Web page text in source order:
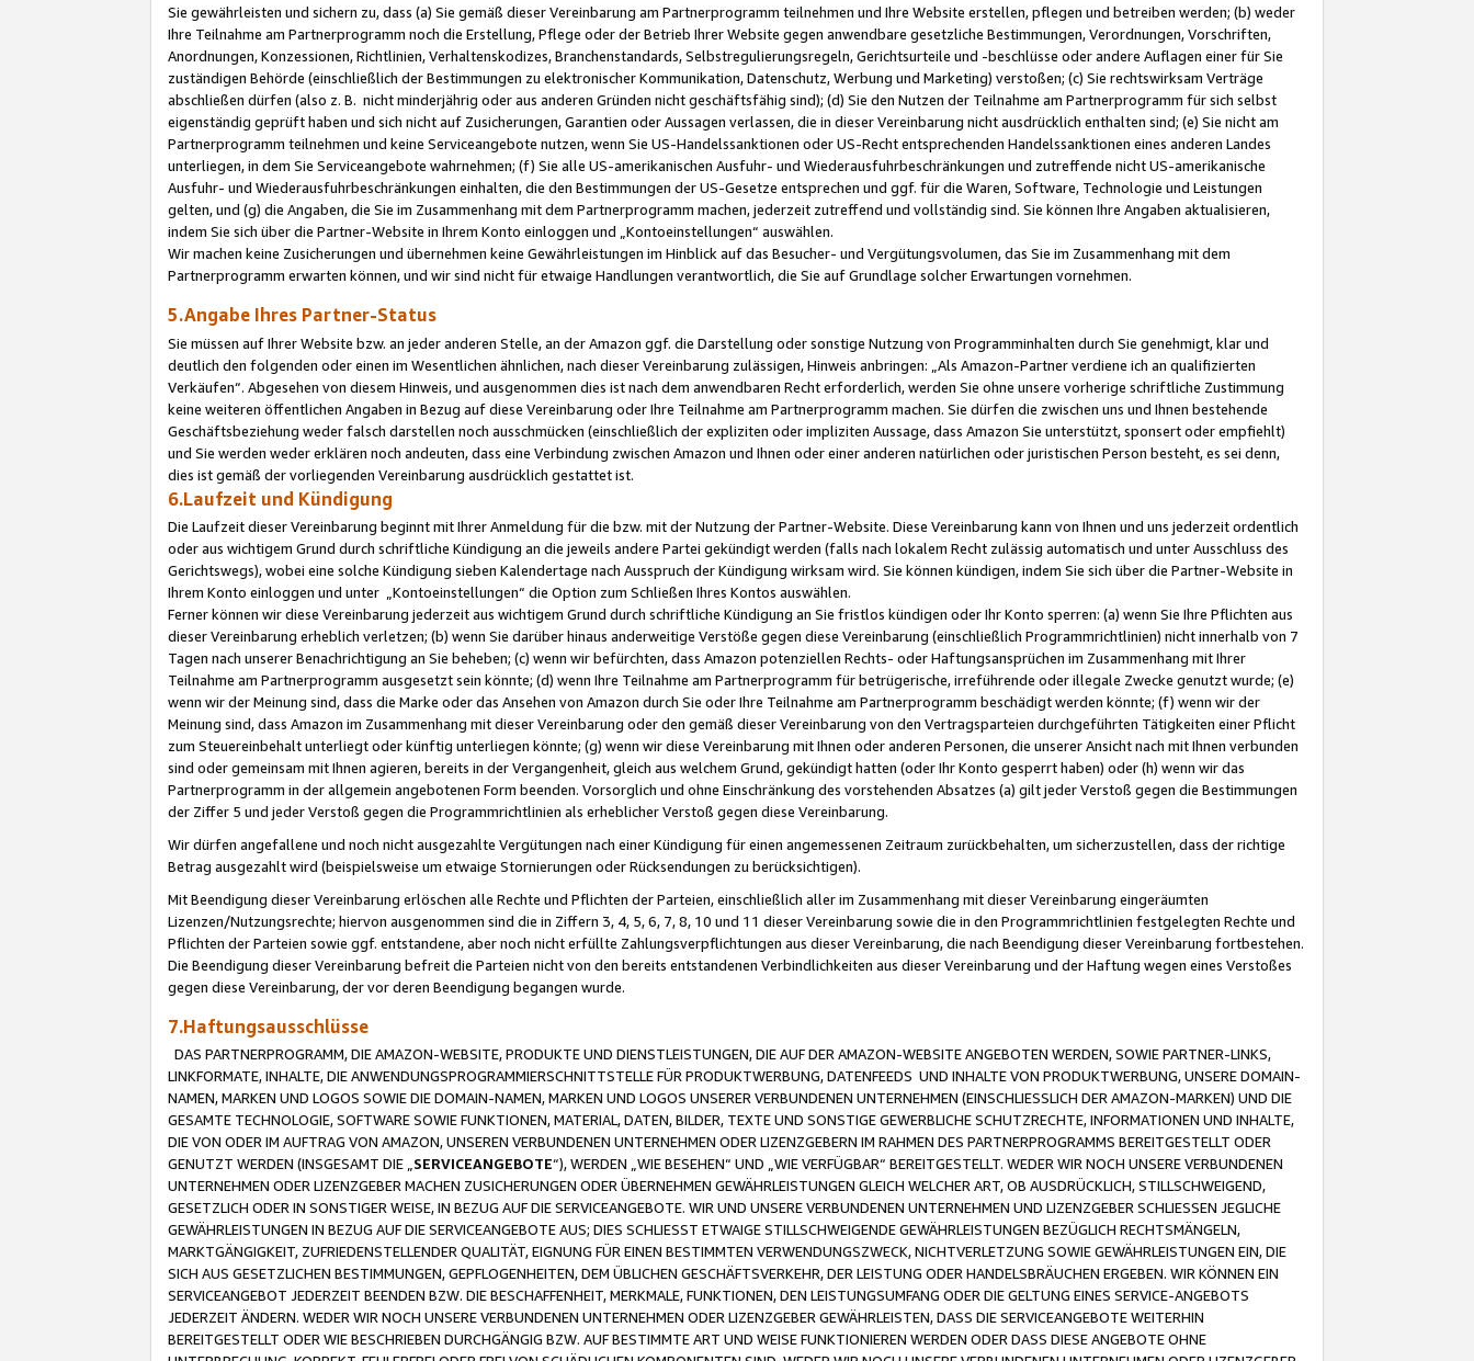
Sie gewährleisten und sichern zu, dass (a) Sie gemäß dieser Vereinbarung am Partnerprogramm teilnehmen und Ihre Website erstellen, pflegen und betreiben werden; (b) weder
Ihre Teilnahme am Partnerprogramm noch die Erstellung, Pflege oder der Betrieb Ihrer Website gegen anwendbare gesetzliche Bestimmungen, Verordnungen, Vorschriften,
Anordnungen, Konzessionen, Richtlinien, Verhaltenskodizes, Branchenstandards, Selbstregulierungsregeln, Gerichtsurteile und -beschlüsse oder andere Auflagen einer für Sie
zuständigen Behörde (einschließlich der Bestimmungen zu elektronischer Kommunikation, Datenschutz, Werbung und Marketing) verstoßen; (c) Sie rechtswirksam Verträge
abschließen dürfen (also z. B. nicht minderjährig oder aus anderen Gründen nicht geschäftsfähig sind); (d) Sie den Nutzen der Teilnahme am Partnerprogramm für sich selbst
eigenständig geprüft haben und sich nicht auf Zusicherungen, Garantien oder Aussagen verlassen, die in dieser Vereinbarung nicht ausdrücklich enthalten sind; (e) Sie nicht am
Partnerprogramm teilnehmen und keine Serviceangebote nutzen, wenn Sie US-Handelssanktionen oder US-Recht entsprechenden Handelssanktionen eines anderen Landes
unterliegen, in dem Sie Serviceangebote wahrnehmen; (f) Sie alle US-amerikanischen Ausfuhr- und Wiederausfuhrbeschränkungen und zutreffende nicht US-amerikanische
Ausfuhr- und Wiederausfuhrbeschränkungen einhalten, die den Bestimmungen der US-Gesetze entsprechen und ggf. für die Waren, Software, Technologie und Leistungen
gelten, und (g) die Angaben, die Sie im Zusammenhang mit dem Partnerprogramm machen, jederzeit zutreffend und vollständig sind. Sie können Ihre Angaben aktualisieren,
indem Sie sich über die Partner-Website in Ihrem Konto einloggen und „Kontoeinstellungen“ auswählen.
Wir machen keine Zusicherungen und übernehmen keine Gewährleistungen im Hinblick auf das Besucher- und Vergütungsvolumen, das Sie im Zusammenhang mit dem
Partnerprogramm erwarten können, und wir sind nicht für etwaige Handlungen verantwortlich, die Sie auf Grundlage solcher Erwartungen vornehmen.
5.Angabe Ihres Partner-Status
Sie müssen auf Ihrer Website bzw. an jeder anderen Stelle, an der Amazon ggf. die Darstellung oder sonstige Nutzung von Programminhalten durch Sie genehmigt, klar und
deutlich den folgenden oder einen im Wesentlichen ähnlichen, nach dieser Vereinbarung zulässigen, Hinweis anbringen: „Als Amazon-Partner verdiene ich an qualifizierten
Verkäufen“. Abgesehen von diesem Hinweis, und ausgenommen dies ist nach dem anwendbaren Recht erforderlich, werden Sie ohne unsere vorherige schriftliche Zustimmung
keine weiteren öffentlichen Angaben in Bezug auf diese Vereinbarung oder Ihre Teilnahme am Partnerprogramm machen. Sie dürfen die zwischen uns und Ihnen bestehende
Geschäftsbeziehung weder falsch darstellen noch ausschmücken (einschließlich der expliziten oder impliziten Aussage, dass Amazon Sie unterstützt, sponsert oder empfiehlt)
und Sie werden weder erklären noch andeuten, dass eine Verbindung zwischen Amazon und Ihnen oder einer anderen natürlichen oder juristischen Person besteht, es sei denn,
dies ist gemäß der vorliegenden Vereinbarung ausdrücklich gestattet ist.
6.Laufzeit und Kündigung
Die Laufzeit dieser Vereinbarung beginnt mit Ihrer Anmeldung für die bzw. mit der Nutzung der Partner-Website. Diese Vereinbarung kann von Ihnen und uns jederzeit ordentlich
oder aus wichtigem Grund durch schriftliche Kündigung an die jeweils andere Partei gekündigt werden (falls nach lokalem Recht zulässig automatisch und unter Ausschluss des
Gerichtswegs), wobei eine solche Kündigung sieben Kalendertage nach Ausspruch der Kündigung wirksam wird. Sie können kündigen, indem Sie sich über die Partner-Website in
Ihrem Konto einloggen und unter „Kontoeinstellungen“ die Option zum Schließen Ihres Kontos auswählen.
Ferner können wir diese Vereinbarung jederzeit aus wichtigem Grund durch schriftliche Kündigung an Sie fristlos kündigen oder Ihr Konto sperren: (a) wenn Sie Ihre Pflichten aus
dieser Vereinbarung erheblich verletzen; (b) wenn Sie darüber hinaus anderweitige Verstöße gegen diese Vereinbarung (einschließlich Programmrichtlinien) nicht innerhalb von 7
Tagen nach unserer Benachrichtigung an Sie beheben; (c) wenn wir befürchten, dass Amazon potenziellen Rechts- oder Haftungsansprüchen im Zusammenhang mit Ihrer
Teilnahme am Partnerprogramm ausgesetzt sein könnte; (d) wenn Ihre Teilnahme am Partnerprogramm für betrügerische, irreführende oder illegale Zwecke genutzt wurde; (e)
wenn wir der Meinung sind, dass die Marke oder das Ansehen von Amazon durch Sie oder Ihre Teilnahme am Partnerprogramm beschädigt werden könnte; (f) wenn wir der
Meinung sind, dass Amazon im Zusammenhang mit dieser Vereinbarung oder den gemäß dieser Vereinbarung von den Vertragsparteien durchgeführten Tätigkeiten einer Pflicht
zum Steuereinbehalt unterliegt oder künftig unterliegen könnte; (g) wenn wir diese Vereinbarung mit Ihnen oder anderen Personen, die unserer Ansicht nach mit Ihnen verbunden
sind oder gemeinsam mit Ihnen agieren, bereits in der Vergangenheit, gleich aus welchem Grund, gekündigt hatten (oder Ihr Konto gesperrt haben) oder (h) wenn wir das
Partnerprogramm in der allgemein angebotenen Form beenden. Vorsorglich und ohne Einschränkung des vorstehenden Absatzes (a) gilt jeder Verstoß gegen die Bestimmungen
der Ziffer 5 und jeder Verstoß gegen die Programmrichtlinien als erheblicher Verstoß gegen diese Vereinbarung.
Wir dürfen angefallene und noch nicht ausgezahlte Vergütungen nach einer Kündigung für einen angemessenen Zeitraum zurückbehalten, um sicherzustellen, dass der richtige
Betrag ausgezahlt wird (beispielsweise um etwaige Stornierungen oder Rücksendungen zu berücksichtigen).
Mit Beendigung dieser Vereinbarung erlöschen alle Rechte und Pflichten der Parteien, einschließlich aller im Zusammenhang mit dieser Vereinbarung eingeräumten
Lizenzen/Nutzungsrechte; hiervon ausgenommen sind die in Ziffern 3, 4, 5, 6, 7, 8, 10 und 11 dieser Vereinbarung sowie die in den Programmrichtlinien festgelegten Rechte und
Pflichten der Parteien sowie ggf. entstandene, aber noch nicht erfüllte Zahlungsverpflichtungen aus dieser Vereinbarung, die nach Beendigung dieser Vereinbarung fortbestehen.
Die Beendigung dieser Vereinbarung befreit die Parteien nicht von den bereits entstandenen Verbindlichkeiten aus dieser Vereinbarung und der Haftung wegen eines Verstoßes
gegen diese Vereinbarung, der vor deren Beendigung begangen wurde.
7.Haftungsausschlüsse
DAS PARTNERPROGRAMM, DIE AMAZON-WEBSITE, PRODUKTE UND DIENSTLEISTUNGEN, DIE AUF DER AMAZON-WEBSITE ANGEBOTEN WERDEN, SOWIE PARTNER-LINKS,
LINKFORMATE, INHALTE, DIE ANWENDUNGSPROGRAMMIERSCHNITTSTELLE FÜR PRODUKTWERBUNG, DATENFEEDS UND INHALTE VON PRODUKTWERBUNG, UNSERE DOMAIN-
NAMEN, MARKEN UND LOGOS SOWIE DIE DOMAIN-NAMEN, MARKEN UND LOGOS UNSERER VERBUNDENEN UNTERNEHMEN (EINSCHLIESSLICH DER AMAZON-MARKEN) UND DIE
GESAMTE TECHNOLOGIE, SOFTWARE SOWIE FUNKTIONEN, MATERIAL, DATEN, BILDER, TEXTE UND SONSTIGE GEWERBLICHE SCHUTZRECHTE, INFORMATIONEN UND INHALTE,
DIE VON ODER IM AUFTRAG VON AMAZON, UNSEREN VERBUNDENEN UNTERNEHMEN ODER LIZENZGEBERN IM RAHMEN DES PARTNERPROGRAMMS BEREITGESTELLT ODER
GENUTZT WERDEN (INSGESAMT DIE „ SERVICEANGEBOTE“), WERDEN „WIE BESEHEN“ UND „WIE VERFÜGBAR“ BEREITGESTELLT. WEDER WIR NOCH UNSERE VERBUNDENEN
UNTERNEHMEN ODER LIZENZGEBER MACHEN ZUSICHERUNGEN ODER ÜBERNEHMEN GEWÄHRLEISTUNGEN GLEICH WELCHER ART, OB AUSDRÜCKLICH, STILLSCHWEIGEND,
GESETZLICH ODER IN SONSTIGER WEISE, IN BEZUG AUF DIE SERVICEANGEBOTE. WIR UND UNSERE VERBUNDENEN UNTERNEHMEN UND LIZENZGEBER SCHLIESSEN JEGLICHE
GEWÄHRLEISTUNGEN IN BEZUG AUF DIE SERVICEANGEBOTE AUS; DIES SCHLIESST ETWAIGE STILLSCHWEIGENDE GEWÄHRLEISTUNGEN BEZÜGLICH RECHTSMÄNGELN,
MARKTGÄNGIGKEIT, ZUFRIEDENSTELLENDER QUALITÄT, EIGNUNG FÜR EINEN BESTIMMTEN VERWENDUNGSZWECK, NICHTVERLETZUNG SOWIE GEWÄHRLEISTUNGEN EIN, DIE
SICH AUS GESETZLICHEN BESTIMMUNGEN, GEPFLOGENHEITEN, DEM ÜBLICHEN GESCHÄFTSVERKEHR, DER LEISTUNG ODER HANDELSBRÄUCHEN ERGEBEN. WIR KÖNNEN EIN
SERVICEANGEBOT JEDERZEIT BEENDEN BZW. DIE BESCHAFFENHEIT, MERKMALE, FUNKTIONEN, DEN LEISTUNGSUMFANG ODER DIE GELTUNG EINES SERVICE-ANGEBOTS
JEDERZEIT ÄNDERN. WEDER WIR NOCH UNSERE VERBUNDENEN UNTERNEHMEN ODER LIZENZGEBER GEWÄHRLEISTEN, DASS DIE SERVICEANGEBOTE WEITERHIN
BEREITGESTELLT ODER WIE BESCHRIEBEN DURCHGÄNGIG BZW. AUF BESTIMMTE ART UND WEISE FUNKTIONIEREN WERDEN ODER DASS DIESE ANGEBOTE OHNE